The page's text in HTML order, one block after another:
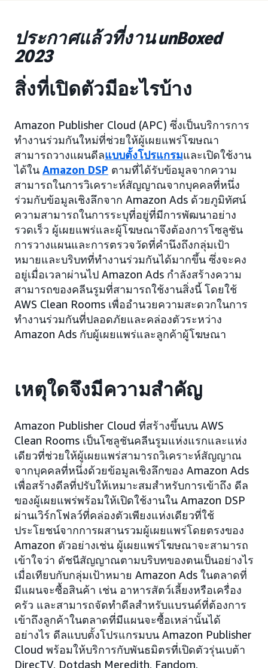
ประกาศแล้วที่งาน unBoxed
2023
สิ่งที่เปิดตัวมีอะไรบ้าง
Amazon Publisher Cloud (APC) ซึ่งเป็นบริการการ
ทำงานร่วมกันใหม่ที่ช่วยให้ผู้เผยแพร่โฆษณา
สามารถวางแผนดีลแบบตั้งโปรแกรมและเปิดใช้งาน
ได้ใน Amazon DSP ตามที่ได้รับข้อมูลจากความ
สามารถในการวิเคราะห์สัญญาณจากบุคคลที่หนึ่ง
ร่วมกับข้อมูลเชิงลึกจาก Amazon Ads ด้วยภูมิทัศน์
ความสามารถในการระบุที่อยู่ที่มีการพัฒนาอย่าง
รวดเร็ว ผู้เผยแพร่และผู้โฆษณาจึงต้องการโซลูชัน
การวางแผนและการตรวจวัดที่คำนึงถึงกลุ่มเป้า
หมายและบริบทที่ทำงานร่วมกันได้มากขึ้น ซึ่งจะคง
อยู่เมื่อเวลาผ่านไป Amazon Ads กำลังสร้างความ
สามารถของคลีนรูมที่สามารถใช้งานสิ่งนี้ โดยใช้
AWS Clean Rooms เพื่ออำนวยความสะดวกในการ
ทำงานร่วมกันที่ปลอดภัยและคล่องตัวระหว่าง
Amazon Ads กับผู้เผยแพร่และลูกค้าผู้โฆษณา
เหตุใดจึงมีความสำคัญ
Amazon Publisher Cloud ที่สร้างขึ้นบน AWS
Clean Rooms เป็นโซลูชันคลีนรูมแห่งแรกและแห่ง
เดียวที่ช่วยให้ผู้เผยแพร่สามารถวิเคราะห์สัญญาณ
จากบุคคลที่หนึ่งด้วยข้อมูลเชิงลึกของ Amazon Ads
เพื่อสร้างดีลที่ปรับให้เหมาะสมสำหรับการเข้าถึง ดีล
ของผู้เผยแพร่พร้อมให้เปิดใช้งานใน Amazon DSP
ผ่านเวิร์กโฟลว์ที่คล่องตัวเพียงแห่งเดียวที่ใช้
ประโยชน์จากการผสานรวมผู้เผยแพร่โดยตรงของ
Amazon ตัวอย่างเช่น ผู้เผยแพร่โฆษณาจะสามารถ
เข้าใจว่า ดัชนีสัญญาณตามบริบทของตนเป็นอย่างไร
เมื่อเทียบกับกลุ่มเป้าหมาย Amazon Ads ในตลาดที่
มีแผนจะซื้อสินค้า เช่น อาหารสัตว์เลี้ยงหรือเครื่อง
ครัว และสามารถจัดทำดีลสำหรับแบรนด์ที่ต้องการ
เข้าถึงลูกค้าในตลาดที่มีแผนจะซื้อเหล่านั้นได้
อย่างไร ดีลแบบตั้งโปรแกรมบน Amazon Publisher
Cloud พร้อมให้บริการกับพันธมิตรที่เปิดตัวรุ่นเบต้า
DirecTV, Dotdash Meredith, Fandom,